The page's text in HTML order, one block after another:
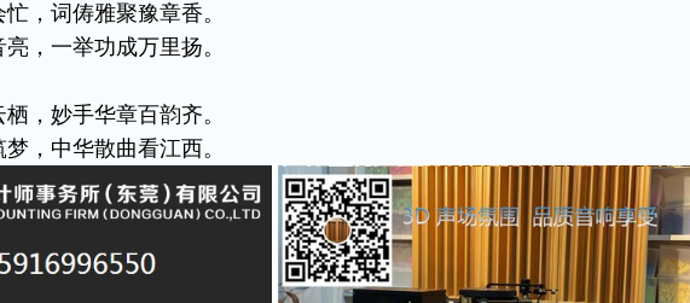
，词俦雅聚豫章香。
，一举功成万里扬。
，妙手华章百韵齐。
，中华散曲看江西。